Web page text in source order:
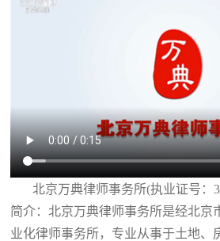
北京万典律师事务所(执业证号：
简介：北京万典律师事务所是经北京
业化律师事务所，专业从事于土地、